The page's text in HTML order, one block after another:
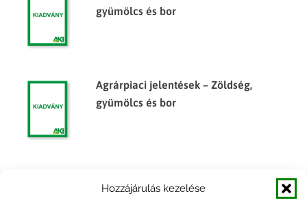
Hozzájárulás kezelése
gyümölcs és bor
Agrárpiaci jelentések – Zöldség,
gyümölcs és bor
gyümölcs és bor